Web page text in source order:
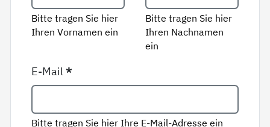
Bitte tragen Sie hier
Ihren Vornamen ein
Bitte tragen Sie hier
Ihren Nachnamen
ein
E-Mail*
Bitte tragen Sie hier Ihre E-Mail-Adresse ein